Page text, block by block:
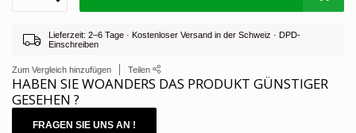
Lieferzeit: 2–6 Tage · Kostenloser Versand in der Schweiz · DPD-
Einschreiben
Zum Vergleich hinzufügen Teilen
HABEN SIE WOANDERS DAS PRODUKT GÜNSTIGER
GESEHEN ?
FRAGEN SIE UNS AN !